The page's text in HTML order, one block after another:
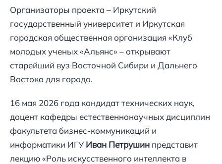
Организаторы проекта – Иркутский
государственный университет и Иркутская
городская общественная организация «Клуб
молодых ученых «Альянс» – открывают
старейший вуз Восточной Сибири и Дальнего
Востока для города.
16 мая 2026 года кандидат технических наук,
доцент кафедры естественнонаучных дисциплин
факультета бизнес-коммуникаций и
информатики ИГУ Иван Петрушин представит
лекцию «Роль искусственного интеллекта в